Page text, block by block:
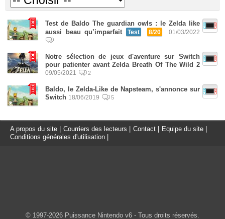
Test de Baldo The guardian owls : le Zelda like
aussi beau qu’imparfait
Test 8/20 01/03/2022
Notre sélection de jeux d'aventure sur Switch
pour patienter avant Zelda Breath Of The Wild 2
09/05/2021 2
Baldo, le Zelda-Like de Napsteam, s'annonce sur
Switch 18/06/2019 5
A propos du site Courriers des lecteurs Contact Equipe du site
Conditions générales d'utilisation
© 1997-2026 Puissance Nintendo v6 - Tous droits réservés.